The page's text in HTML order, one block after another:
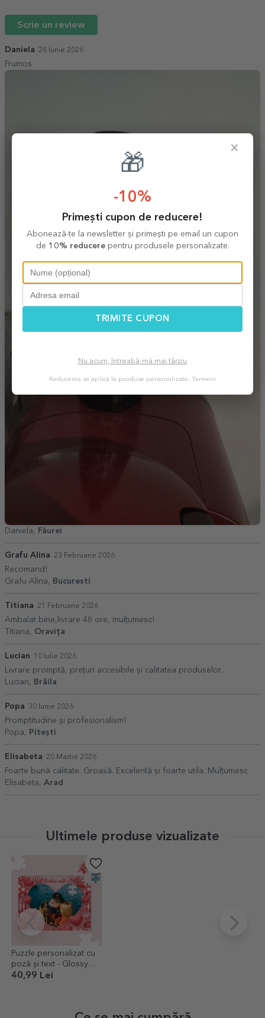
Scrie un review
Daniela 28 Iunie 2026
Frumos
Daniela, Făurei
Grafu Alina 23 Februarie 2026
Recomand!
Grafu Alina,
Bucuresti
Titiana 21 Februarie 2026
Ambalat bine,livrare 48 ore, mulțumesc!
Titiana, Oravița
Lucian 10 Iulie 2026
Livrare promptă, prețuri accesibile și calitatea produselor.
Lucian,
Brăila
Popa 30 Iunie 2026
Promptitudine și profesionalism!
Popa,
Pitești
Elisabeta 20 Martie 2026
Foarte bună calitate. Groasă. Excelentă și foarte utila. Mulțumesc
Elisabeta, Arad
Ultimele produse vizualizate
Puzzle personalizat cu
poză și text - Glossy
hearts
40,99 Lei
×
🎁
-10%
Primești cupon de reducere!
Abonează-te la newsletter și primești pe email un cupon
de 10% reducerepentru produsele personalizate.
TRIMITE CUPON
Nu acum, întreabă-mă mai târziu
Reducerea se aplică la produse personalizate. Termeni